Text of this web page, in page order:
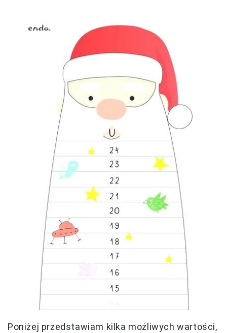
Poniżej przedstawiam kilka możliwych wartości,